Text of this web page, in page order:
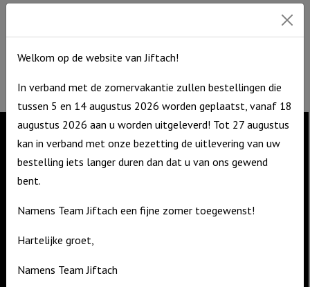
KVK nr: 60086041
BTW nr: NL8537.59.820.B01
Contact
De Zagerij 1
3861 NA Nijkerk
info@jiftach.nl
Productcategorieën
Welkom op de website van Jiftach!
In verband met de zomervakantie zullen bestellingen die
tussen 5 en 14 augustus 2026 worden geplaatst, vanaf 18
augustus 2026 aan u worden uitgeleverd! Tot 27 augustus
kan in verband met onze bezetting de uitlevering van uw
bestelling iets langer duren dan dat u van ons gewend
bent.
Namens Team Jiftach een fijne zomer toegewenst!
Hartelijke groet,
Namens Team Jiftach